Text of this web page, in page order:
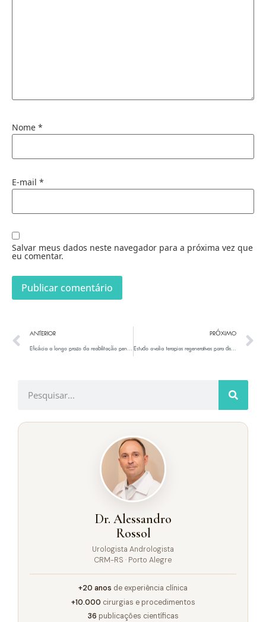
Nome *
E-mail *
Salvar meus dados neste navegador para a próxima vez que
eu comentar.
ANTERIOR
Eficácia a longo prazo da reabilitação peniana com terapia de ondas de choque extracorpóreas de baixa intensidade para recuperação da função sexual e erétil após prostatectomia radical assistida por robô: um estudo piloto de coorte única
PRÓXIMO
Estudo avalia terapias regenerativas para disfunção erétil.
Dr. Alessandro
Rossol
Urologista Andrologista
CRM-RS · Porto Alegre
+20 anos de experiência clínica
+10.000 cirurgias e procedimentos
36 publicações científicas